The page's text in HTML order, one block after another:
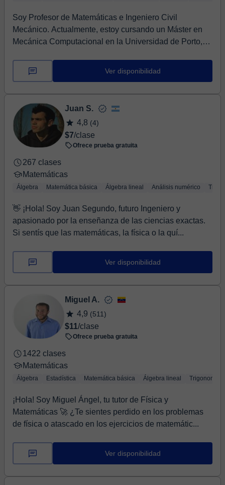
Soy Profesor de Matemáticas e Ingeniero Civil
Mecánico. Actualmente, estoy cursando un Máster en
Mecánica Computacional en la Universidad de Porto,
Ver disponibilidad
Juan S.
4,8 (4)
$7/clase
Ofrece prueba gratuita
267 clases
Matemáticas
Álgebra Matemática básica Álgebra lineal Análisis numérico
👋 ¡Hola! Soy Juan Segundo, futuro Ingeniero y
apasionado por la enseñanza de las ciencias exactas.
Si sentís que las matemáticas, la física o la quí...
Ver disponibilidad
Miguel A.
4,9 (511)
$11/clase
Ofrece prueba gratuita
1422 clases
Matemáticas
Álgebra Estadística Matemática básica Álgebra lineal
¡Hola! Soy Miguel Ángel, tu tutor de Física y
Matemáticas 🚀 ¿Te sientes perdido en los problemas
de física o atascado en los ejercicios de matemátic...
Ver disponibilidad